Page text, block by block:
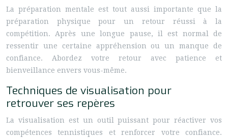
La préparation mentale est tout aussi importante que la
préparation physique pour un retour réussi à la
compétition. Après une longue pause, il est normal de
ressentir une certaine appréhension ou un manque de
confiance. Abordez votre retour avec patience et
bienveillance envers vous-même.
Techniques de visualisation pour
retrouver ses repères
La visualisation est un outil puissant pour réactiver vos
compétences tennistiques et renforcer votre confiance.